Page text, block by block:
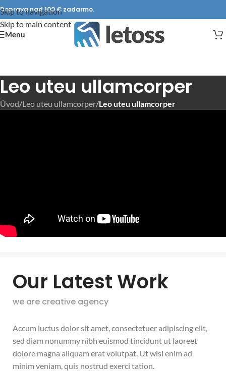
Skip to navigation
Skip to main content
Doprava nad 100 € zadarmo.
Menu
Leo uteu ullamcorper
Úvod/Leo uteu ullamcorper/Leo uteu ullamcorper
Our Latest Work
we are creative agency
Accum luctus dolor sit amet, consectetuer adipiscing elit,
sed diam nonummy nibh euismod tincidunt ut laoreet
dolore magna aliquam erat volutpat. Ut wisi enim ad
minim veniam, quis nostrud exerci tation.